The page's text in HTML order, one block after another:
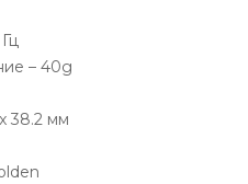
– 40g
38.2 мм